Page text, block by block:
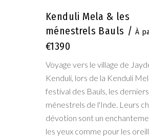
Kenduli Mela & les
ménestrels Bauls
€1390
Voyage vers le village de
Kenduli, lors de la Kenduli
festival des Bauls, les derniers
ménestrels de l'Inde. Leurs
dévotion sont un
les yeux comme pour les